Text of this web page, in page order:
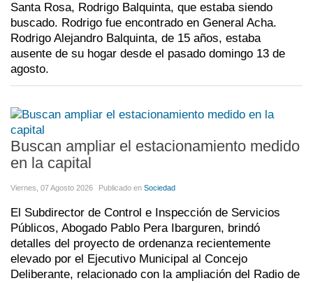
Santa Rosa, Rodrigo Balquinta, que estaba siendo
buscado. Rodrigo fue encontrado en General Acha.
Rodrigo Alejandro Balquinta, de 15 años, estaba
ausente de su hogar desde el pasado domingo 13 de
agosto.
Buscan ampliar el estacionamiento medido
en la capital
Viernes, 07 Agosto 2026 Publicado en Sociedad
El Subdirector de Control e Inspección de Servicios
Públicos, Abogado Pablo Pera Ibarguren, brindó
detalles del proyecto de ordenanza recientemente
elevado por el Ejecutivo Municipal al Concejo
Deliberante, relacionado con la ampliación del Radio de